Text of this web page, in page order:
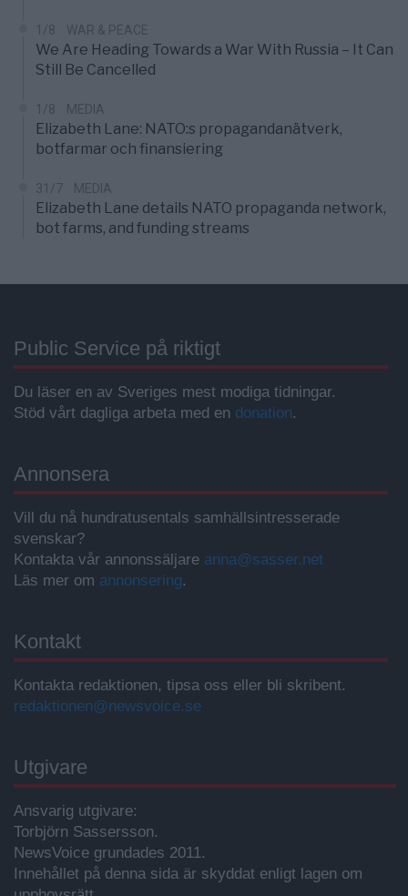
1/8 WAR & PEACE
We Are Heading Towards a War With Russia – It Can
Still Be Cancelled
1/8 MEDIA
Elizabeth Lane: NATO:s propagandanätverk,
botfarmar och finansiering
31/7 MEDIA
Elizabeth Lane details NATO propaganda network,
bot farms, and funding streams
Public Service på riktigt
Du läser en av Sveriges mest modiga tidningar.
Stöd vårt dagliga arbeta med en donation.
Annonsera
Vill du nå hundratusentals samhällsintresserade
svenskar?
Kontakta vår annonssäljare anna@sasser.net
Läs mer om annonsering.
Kontakt
Kontakta redaktionen, tipsa oss eller bli skribent.
redaktionen@newsvoice.se
Utgivare
Ansvarig utgivare:
Torbjörn Sassersson.
NewsVoice grundades 2011.
Innehållet på denna sida är skyddat enligt lagen om